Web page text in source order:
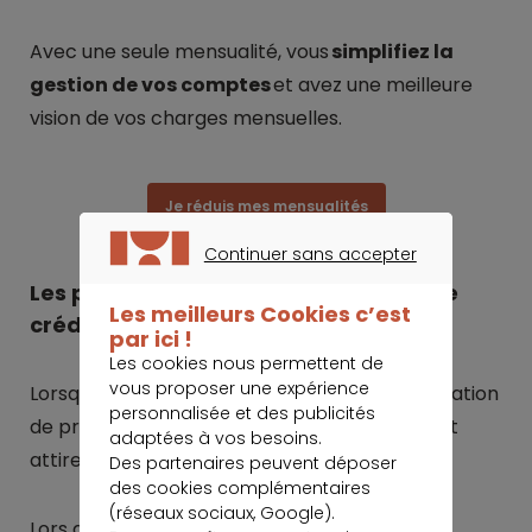
Avec une seule mensualité, voussimplifiez la
gestion de vos compteset avez une meilleure
vision de vos charges mensuelles.
Je réduis mes mensualités
Les points à étudier pour un rachat de
crédits optimisé
Lorsque vous faites une demande de consolidation
de prêts en Belgique, différents points doivent
attirer votre attention.
Continuer sans accepter
Les meilleurs Cookies c’est
par ici !
Les cookies nous permettent de
vous proposer une expérience
personnalisée et des publicités
adaptées à vos besoins.
Des partenaires peuvent déposer
des cookies complémentaires
(réseaux sociaux, Google).